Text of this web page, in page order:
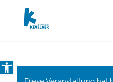
Open toolbar